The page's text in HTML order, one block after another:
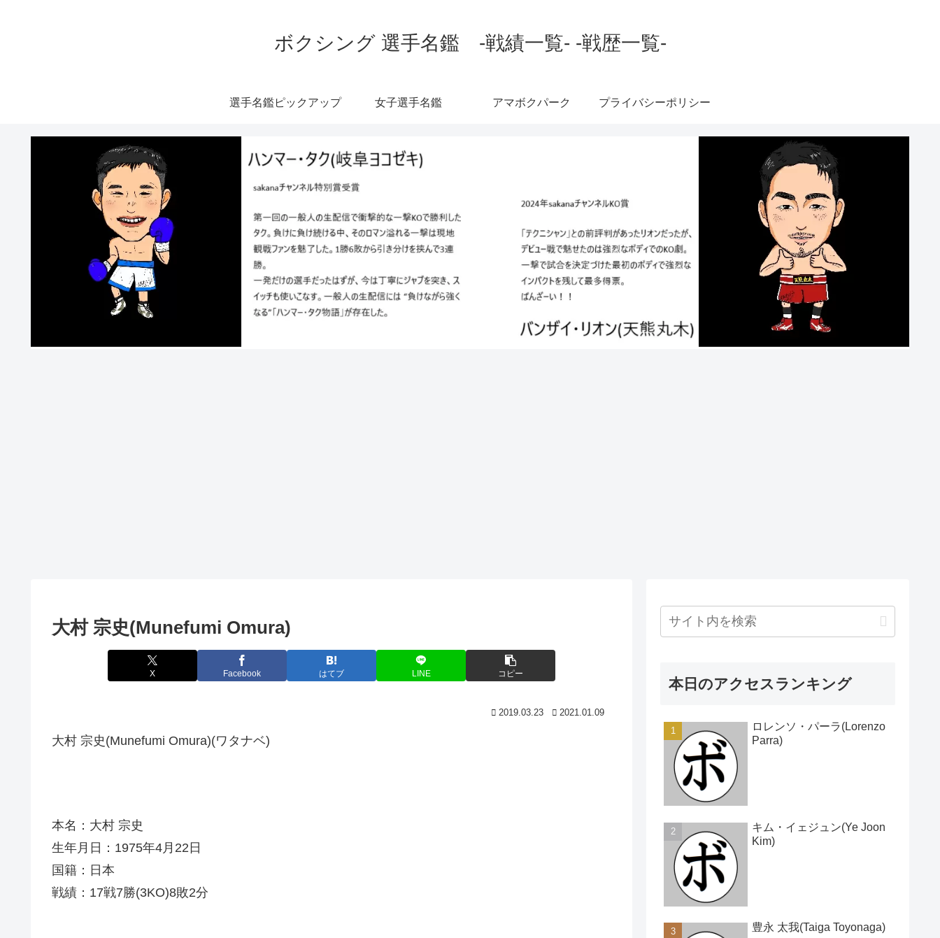
ボクシング 選手名鑑 -戦績一覧- -戦歴一覧-
選手名鑑ピックアップ 女子選手名鑑 アマボクパーク プライバシーポリシー
大村 宗史(Munefumi Omura)
X Facebook はてブ LINE コピー
2019.03.23 2021.01.09
大村 宗史(Munefumi Omura)(ワタナベ)
本名：大村 宗史
生年月日：1975年4月22日
国籍：日本
戦績：17戦7勝(3KO)8敗2分
本日のアクセスランキング
ロレンソ・パーラ(Lorenzo
Parra)
キム・イェジュン(Ye Joon
Kim)
豊永 太我(Taiga Toyonaga)